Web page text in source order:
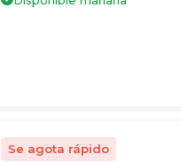
Se agota rápido